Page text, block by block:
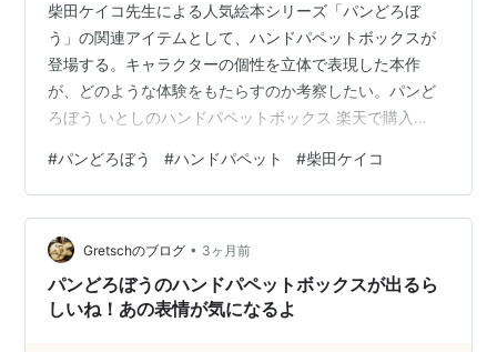
柴田ケイコ先生による人気絵本シリーズ「パンどろぼ
う」の関連アイテムとして、ハンドパペットボックスが
登場する。キャラクターの個性を立体で表現した本作
が、どのような体験をもたらすのか考察したい。パンど
ろぼう いとしのハンドパペットボックス 楽天で購入
とユーモアにあるだろう。今回のハンドパペット化によ
り、読者は物語を一方的に享受するだけでなく、自らキ
ャラクターを操作するという能動的な楽しみ方を見出す
かもしれない。ボックス仕様という点からも、単なる玩
具を超えたコレクターズアイテムとしての側面が伺え
る。 パペットという形態は、親子間のコミュニケーショ
#パンどろぼう #ハンドパペット #柴田ケイコ
Gretschのブログ • 3ヶ月前
パンどろぼうのハンドパペットボックスが出るら
しいね！あの表情が気になるよ